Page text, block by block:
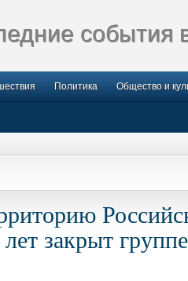
события
Политика Общество и
закрыт